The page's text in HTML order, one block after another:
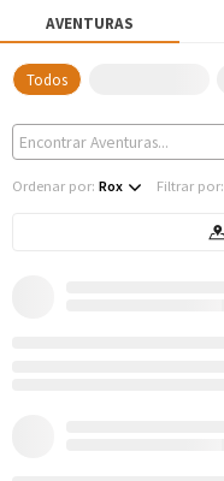
AVENTURAS
Todos
Ordenar por: Rox Filtrar por: